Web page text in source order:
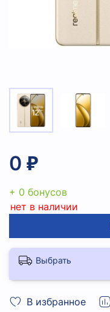
В избранное
0 ₽
+ 0 бонусов
нет в наличии
Выбрать